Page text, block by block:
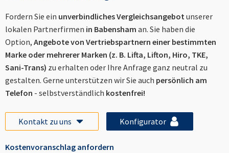
Fordern Sie ein unverbindliches Vergleichsangebotunserer
lokalen Partnerfirmen in Babensham an. Sie haben die
Option, Angebote von Vertriebspartnern einer bestimmten
Marke oder mehrerer Marken (z. B. Lifta, Lifton, Hiro, TKE,
Sani-Trans) zu erhalten oder Ihre Anfrage ganz neutral zu
gestalten. Gerne unterstützen wir Sie auch persönlich am
Telefon - selbstverständlich kostenfrei!
Kontakt zu uns Konfigurator
Kostenvoranschlag anfordern